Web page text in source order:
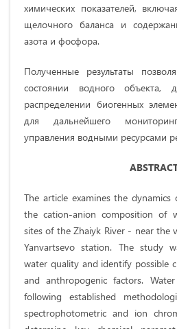
химических показателей,
щелочного баланса и
азота и фосфора.
Полученные результаты
состоянии водного объекта,
распределении биогенных
для дальнейшего
управления водными ресурсами
The article examines the
the cation-anion composition of
sites of the Zhaiyk River - near the
Yanvartsevo station. The study
water quality and identify possible
and anthropogenic factors.
following established
spectrophotometric and ion